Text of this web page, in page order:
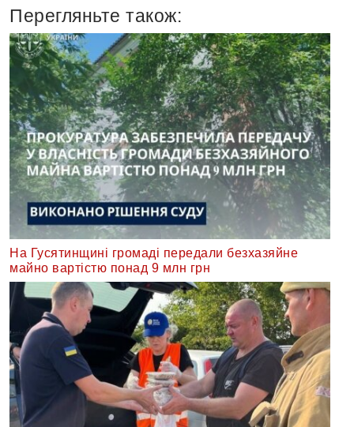
Перегляньте також:
На Гусятинщині громаді передали безхазяйне
майно вартістю понад 9 млн грн